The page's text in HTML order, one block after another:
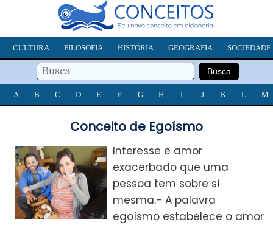
CULTURA FILOSOFIA HISTÓRIA GEOGRAFIA SOCIEDADE
A B C D E F G H I J K L M
Conceito de Egoísmo
Interesse e amor
exacerbado que uma
pessoa tem sobre si
mesma.- A palavra
egoísmo estabelece o amor